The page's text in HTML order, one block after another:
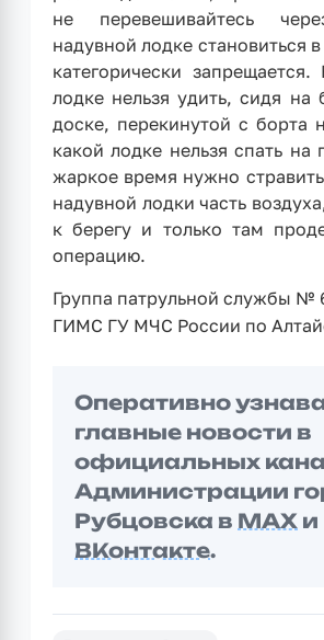
не перевешивайтесь
надувной лодке становиться
категорически
лодке нельзя удить, сидя на
доске, перекинутой с борта
какой лодке нельзя спать на
жаркое время нужно
надувной лодки часть
к берегу и только там
операцию.
Группа патрульной службы №
ГИМС ГУ МЧС России по
Оперативно
главные новости в
официальных
Администрации
Рубцовска в MAX и
ВКонтакте.